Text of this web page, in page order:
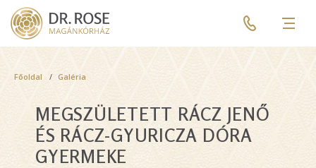
Skip
main
Pre
header
menu
Breadcrumb
Főoldal Galéria
MEGSZÜLETETT RÁCZ JENŐ
ÉS RÁCZ-GYURICZA DÓRA
GYERMEKE